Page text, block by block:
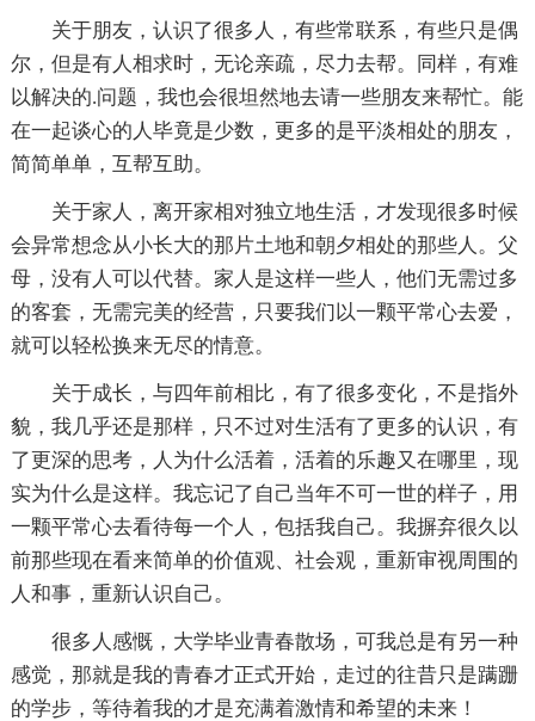
关于朋友，认识了很多人，有些常联系，有些只是偶
尔，但是有人相求时，无论亲疏，尽力去帮。同样，有难
以解决的.问题，我也会很坦然地去请一些朋友来帮忙。能
在一起谈心的人毕竟是少数，更多的是平淡相处的朋友，
简简单单，互帮互助。
关于家人，离开家相对独立地生活，才发现很多时候
会异常想念从小长大的那片土地和朝夕相处的那些人。父
母，没有人可以代替。家人是这样一些人，他们无需过多
的客套，无需完美的经营，只要我们以一颗平常心去爱，
就可以轻松换来无尽的情意。
关于成长，与四年前相比，有了很多变化，不是指外
貌，我几乎还是那样，只不过对生活有了更多的认识，有
了更深的思考，人为什么活着，活着的乐趣又在哪里，现
实为什么是这样。我忘记了自己当年不可一世的样子，用
一颗平常心去看待每一个人，包括我自己。我摒弃很久以
前那些现在看来简单的价值观、社会观，重新审视周围的
人和事，重新认识自己。
很多人感慨，大学毕业青春散场，可我总是有另一种
感觉，那就是我的青春才正式开始，走过的往昔只是蹒跚
的学步，等待着我的才是充满着激情和希望的未来！